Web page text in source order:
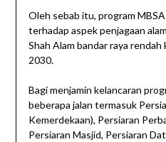
Oleh sebab itu, program
terhadap aspek penjagaan
Shah Alam bandar raya
2030.
Bagi menjamin kelancaran
beberapa jalan termasuk
Kemerdekaan), Persiaran
Persiaran Masjid, Persiaran